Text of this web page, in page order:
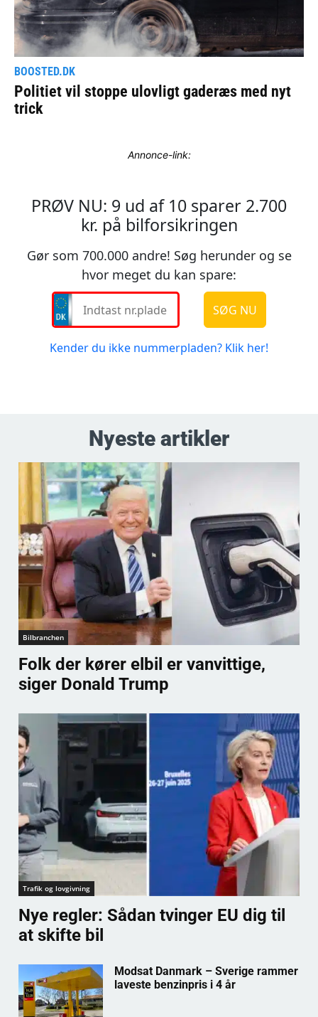
Annonce-link:
Nyeste artikler
Bilbranchen
Folk der kører elbil er vanvittige,
siger Donald Trump
Trafik og lovgivning
Nye regler: Sådan tvinger EU dig til
at skifte bil
Modsat Danmark – Sverige rammer
laveste benzinpris i 4 år